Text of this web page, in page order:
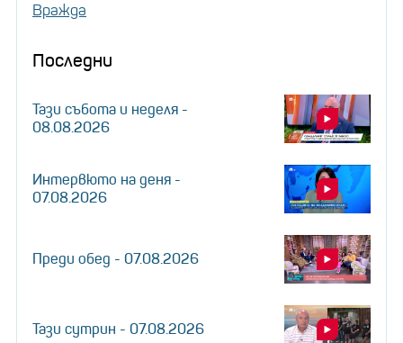
Вражда
Последни
Тази събота и неделя -
08.08.2026
Интервюто на деня -
07.08.2026
Преди обед - 07.08.2026
Тази сутрин - 07.08.2026